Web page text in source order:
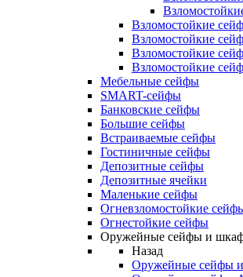
Взломостойкие
Взломостойкие
Взломостойкие
Взломостойкие
Мебельные сейфы
SMART-сейфы
Банковские сейфы
Большие сейфы
Встраиваемые сейфы
Гостиничные сейфы
Депозитные сейфы
Депозитные ячейки
Маленькие сейфы
Огневзломостойкие
Огнестойкие сейфы
Оружейные сейфы и
Назад
Оружейные сейфы